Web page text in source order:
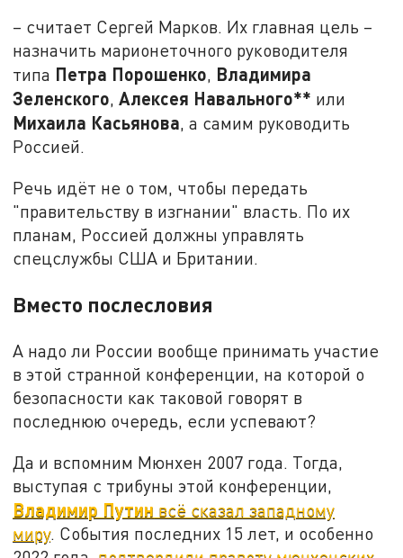
– считает Сергей Марков. Их главная цель –
назначить марионеточного руководителя
типа Петра Порошенко, Владимира
Зеленского,Алексея Навального** или
Михаила Касьянова, а самим руководить
Россией.
Речь идёт не о том, чтобы передать
"правительству в изгнании" власть. По их
планам, Россией должны управлять
спецслужбы США и Британии.
Вместо послесловия
А надо ли России вообще принимать участие
в этой странной конференции, на которой о
безопасности как таковой говорят в
последнюю очередь, если успевают?
Да и вспомним Мюнхен 2007 года. Тогда,
выступая с трибуны этой конференции,
Владимир Путин всё сказал западному
миру. События последних 15 лет, и особенно